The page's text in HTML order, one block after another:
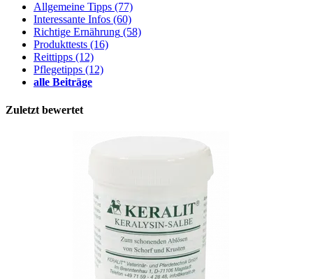
Allgemeine Tipps (77)
Interessante Infos (60)
Richtige Ernährung (58)
Produkttests (16)
Reittipps (12)
Pflegetipps (12)
alle Beiträge
Zuletzt bewertet